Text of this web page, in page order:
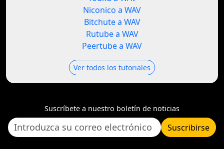
Niconico a WAV
Bitchute a WAV
Rutube a WAV
Peertube a WAV
Ver todos los tutoriales
Suscríbete a nuestro boletín de noticias
Suscribirse